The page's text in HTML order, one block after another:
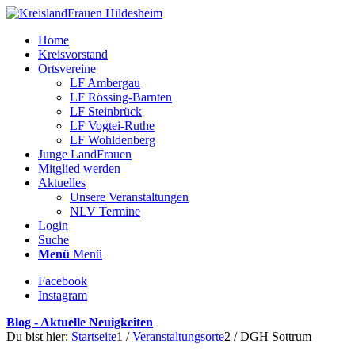
Home
Kreisvorstand
Ortsvereine
LF Ambergau
LF Rössing-Barnten
LF Steinbrück
LF Vogtei-Ruthe
LF Wohldenberg
Junge LandFrauen
Mitglied werden
Aktuelles
Unsere Veranstaltungen
NLV Termine
Login
Suche
Menü Menü
Facebook
Instagram
Blog - Aktuelle Neuigkeiten
Du bist hier: Startseite1 / Veranstaltungsorte2 / DGH Sottrum